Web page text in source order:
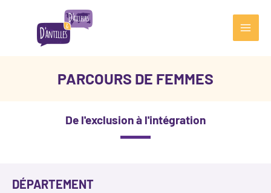
Main
PARCOURS DE FEMMES
De l'exclusion à l'intégration
DÉPARTEMENT